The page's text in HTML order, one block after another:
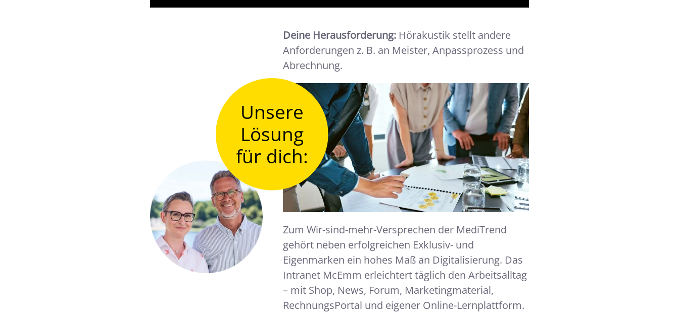
Unsere
Lösung
für dich:
MediTrend-Vorstand
Janine Otto und
Deine Herausforderung: Hörakustik stellt andere
Anforderungen z. B. an Meister, Anpassprozess und
Abrechnung.
Zum Wir-sind-mehr-Versprechen der MediTrend
gehört neben erfolgreichen Exklusiv- und
Eigenmarken ein hohes Maß an Digitalisierung. Das
Intranet McEmm erleichtert täglich den Arbeitsalltag
– mit Shop, News, Forum, Marketingmaterial,
RechnungsPortal und eigener Online-Lernplattform.